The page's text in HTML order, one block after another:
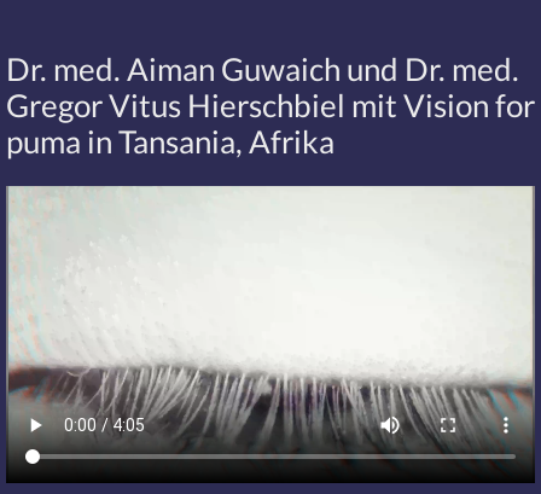
Dr. med. Aiman Guwaich und Dr. med.
Gregor Vitus Hierschbiel mit Vision for
puma in Tansania, Afrika